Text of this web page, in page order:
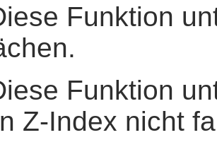
Funktion
Funktion
Z-Index nicht